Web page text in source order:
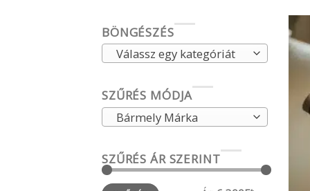
BÖNGÉSZÉS
Válassz egy kategóriát
SZŰRÉS MÓDJA
Bármely Márka
SZŰRÉS ÁR SZERINT
Min
Max